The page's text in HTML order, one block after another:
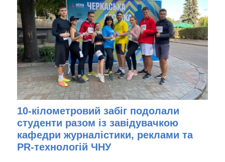
10-кілометровий забіг подолали
студенти разом із завідувачкою
кафедри журналістики, реклами та
PR-технологій ЧНУ